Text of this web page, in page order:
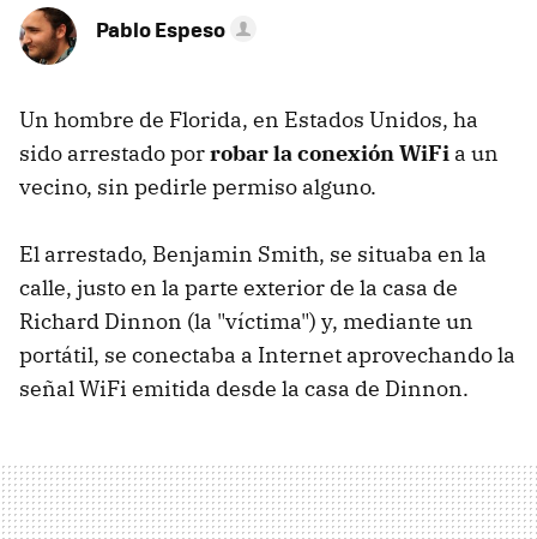
Pablo Espeso
Un hombre de Florida, en Estados Unidos, ha
sido arrestado porrobar la conexión WiFi a un
vecino, sin pedirle permiso alguno.
El arrestado, Benjamin Smith, se situaba en la
calle, justo en la parte exterior de la casa de
Richard Dinnon (la "víctima") y, mediante un
portátil, se conectaba a Internet aprovechando la
señal WiFi emitida desde la casa de Dinnon.